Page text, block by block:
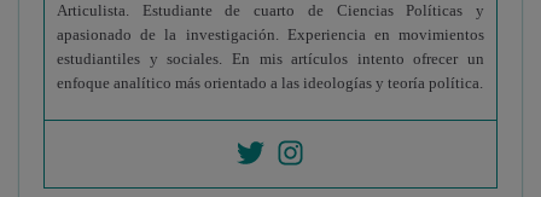
Articulista. Estudiante de cuarto de Ciencias Políticas y
apasionado de la investigación. Experiencia en movimientos
estudiantiles y sociales. En mis artículos intento ofrecer un
enfoque analítico más orientado a las ideologías y teoría política.